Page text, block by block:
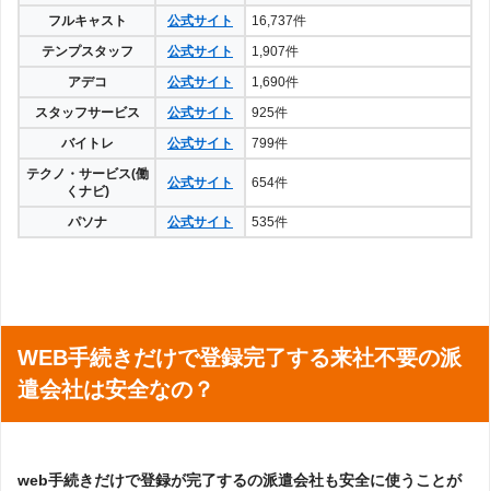
フルキャスト
公式サイト
16,737件
テンプスタッフ
公式サイト
1,907件
アデコ
公式サイト
1,690件
スタッフサービス
公式サイト
925件
バイトレ
公式サイト
799件
テクノ・サービス(働
くナビ)
公式サイト 654件
パソナ 公式サイト 535件
WEB手続きだけで登録完了する来社不要の派
遣会社は安全なの？
web手続きだけで登録が完了するの派遣会社も安全に使うことが